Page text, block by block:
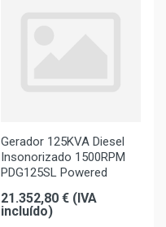
Gerador 125KVA Diesel
Insonorizado 1500RPM
PDG125SL Powered
21.352,80 € (IVA
incluído)